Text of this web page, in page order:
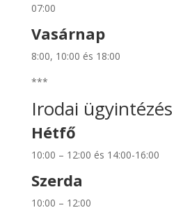
07:00
Vasárnap
8:00, 10:00 és 18:00
***
Irodai ügyintézés
Hétfő
10:00 – 12:00 és 14:00-16:00
Szerda
10:00 – 12:00